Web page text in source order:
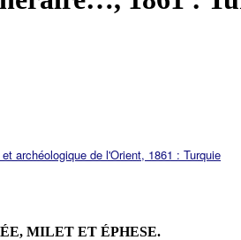
archéologique de l'Orient, 1861 : Turquie
MILET ET ÉPHESE.